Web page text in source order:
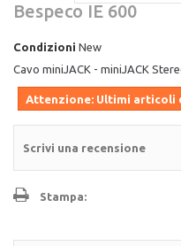
Bespeco IE 600
Condizioni New
Cavo miniJACK - miniJACK
Attenzione: Ultimi articoli
Scrivi una recensione
Stampa: